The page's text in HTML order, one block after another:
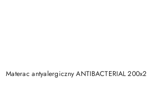
Materac antyalergiczny ANTIBACTERIAL